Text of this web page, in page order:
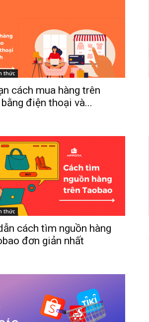
thức
cách mua hàng trên
điện thoại và...
thức
cách tìm nguồn hàng
đơn giản nhất